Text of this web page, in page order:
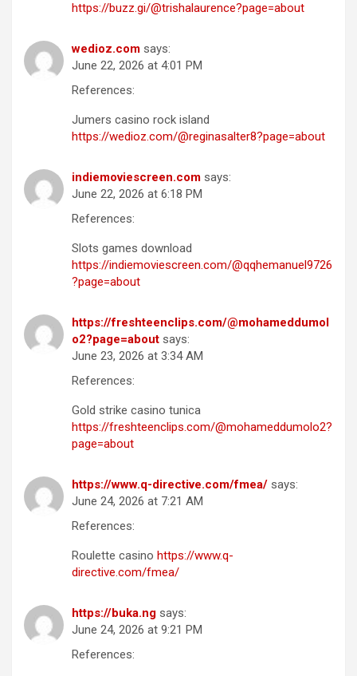
https://buzz.gi/@trishalaurence?page=about
wedioz.com says:
June 22, 2026 at 4:01 PM
References:
Jumers casino rock island
https://wedioz.com/@reginasalter8?page=about
indiemoviescreen.com says:
June 22, 2026 at 6:18 PM
References:
Slots games download
https://indiemoviescreen.com/@qqhemanuel9726
?page=about
https://freshteenclips.com/@mohameddumol
o2?page=about says:
June 23, 2026 at 3:34 AM
References:
Gold strike casino tunica
https://freshteenclips.com/@mohameddumolo2?
page=about
https://www.q-directive.com/fmea/ says:
June 24, 2026 at 7:21 AM
References:
Roulette casino https://www.q-
directive.com/fmea/
https://buka.ng says:
June 24, 2026 at 9:21 PM
References: